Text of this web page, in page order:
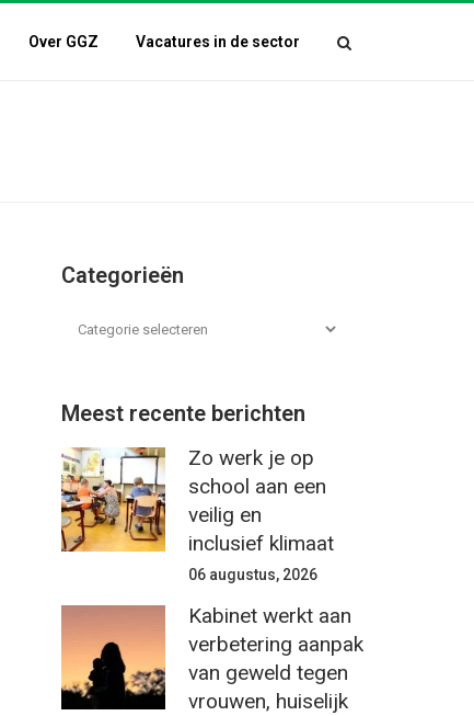
Over GGZ Vacatures in de sector
Categorieën
Meest recente berichten
Zo werk je op
school aan een
veilig en
inclusief klimaat
06 augustus, 2026
Kabinet werkt aan
verbetering aanpak
van geweld tegen
vrouwen, huiselijk